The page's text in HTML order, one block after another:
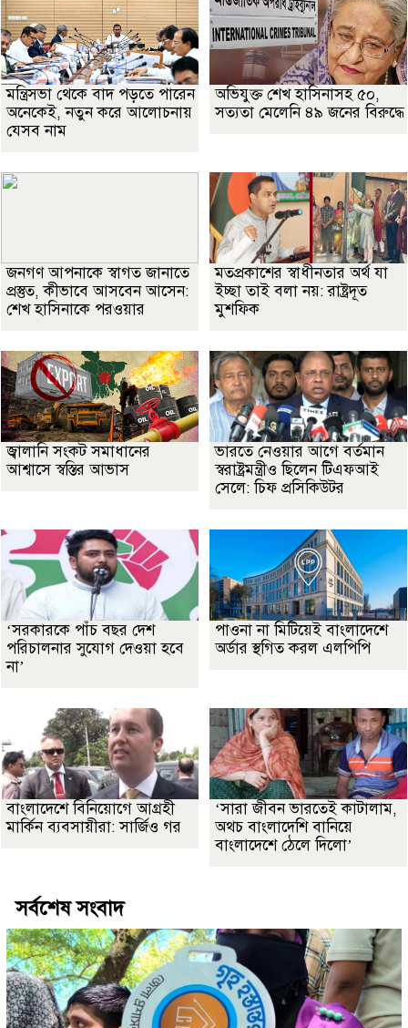
মন্ত্রিসভা থেকে বাদ পড়তে পারেন
অনেকেই, নতুন করে আলোচনায়
যেসব নাম
অভিযুক্ত শেখ হাসিনাসহ ৫০,
সত্যতা মেলেনি ৪৯ জনের বিরুদ্ধে
জনগণ আপনাকে স্বাগত জানাতে
প্রস্তুত, কীভাবে আসবেন আসেন:
শেখ হাসিনাকে পরওয়ার
মতপ্রকাশের স্বাধীনতার অর্থ যা
ইচ্ছা তাই বলা নয়: রাষ্ট্রদূত
মুশফিক
জ্বালানি সংকট সমাধানের
আশ্বাসে স্বস্তির আভাস
ভারতে নেওয়ার আগে বর্তমান
স্বরাষ্ট্রমন্ত্রীও ছিলেন টিএফআই
সেলে: চিফ প্রসিকিউটর
‘সরকারকে পাঁচ বছর দেশ
পরিচালনার সুযোগ দেওয়া হবে
না’
পাওনা না মিটিয়েই বাংলাদেশে
অর্ডার স্থগিত করল এলপিপি
বাংলাদেশে বিনিয়োগে আগ্রহী
মার্কিন ব্যবসায়ীরা: সার্জিও গর
‘সারা জীবন ভারতেই কাটালাম,
অথচ বাংলাদেশি বানিয়ে
বাংলাদেশে ঠেলে দিলো’
সর্বশেষ সংবাদ